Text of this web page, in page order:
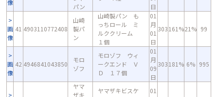
像
パン
日
画
像
41 4903110772408
山崎
製パ
ン
山崎製パン も
っちロール ミ
ルククリーム
１個
01
月
01
日
303161%21% 99
画
像
42 4946841043850
モロ
ゾフ
モロゾフ ウィ
ークエンド Ｖ
Ｄ １７個
01
月
09
日
303181% 6% 995
ヤマ
ザキ
ヤマザキビスケ
01